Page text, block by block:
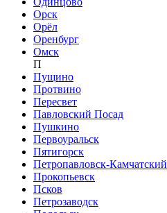
Орск
Орёл
Оренбург
Омск
П
Пущино
Протвино
Пересвет
Павловский Посад
Пушкино
Первоуральск
Пятигорск
Петропавловск-Камчатский
Прокопьевск
Псков
Петрозаводск